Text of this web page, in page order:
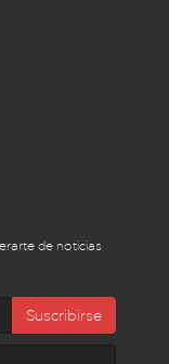
de noticias
Suscribirse